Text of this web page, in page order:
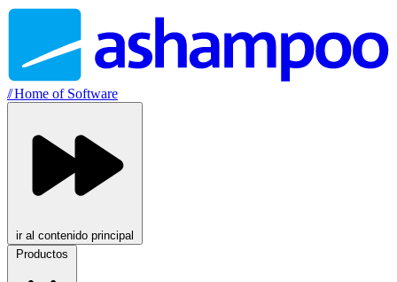
//Home of Software
ir al contenido principal
Productos